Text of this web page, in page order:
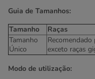
Guia de Tamanhos:
Tamanho
Raças
Tamanho
Único
exceto raças
Modo de utilização: